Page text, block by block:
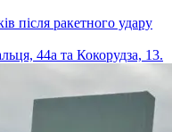
після ракетного удару
44a та Кокорудза, 13.